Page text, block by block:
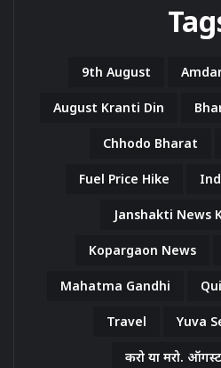
9th August
August Kranti Din
Chhodo Bharat
Fuel Price Hike
Janshakti News
Kopargaon News
Mahatma Gandhi
Travel Yuva
करो या मरो. ऑगस्ट